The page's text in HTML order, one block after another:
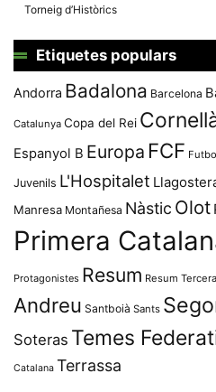
Torneig d’Històrics
Etiquetes populars
Andorra Badalona Barcelona
Catalunya Copa del Rei
Espanyol B Europa FCF
Juvenils L'Hospitalet
Manresa Montañesa Nàstic Olot
Primera
Protagonistes Resum Resum Tercera
Andreu Santboià Sants
Soteras Temes
Catalana Terrassa